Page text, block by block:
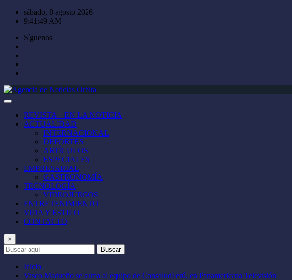
Saltar
sábado, 8 agosto 2026
9:41:50 AM
Síguenos
REVISTA – EN LA NOTICIA
ACTUALIDAD
INTERNACIONAL
DEPORTES
ARTÍCULOS
ESPECIALES
EMPRESARIAL
GASTRONOMÍA
TECNOLOGÍA
VIDEOJUEGOS
ENTRETENIMIENTO
VIDA Y ESTILO
CONTACTO
×
Buscar
Inicio
Vasco Madueño se suma al equipo de ConsaludPerú, en Panamericana Televisión